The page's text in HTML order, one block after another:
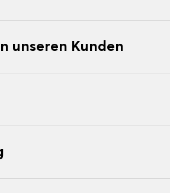
unseren Kunden